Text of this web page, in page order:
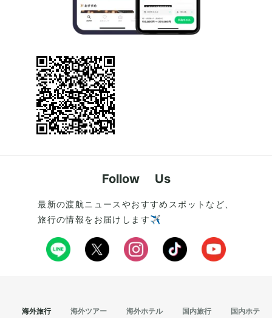
Follow Us
最新の渡航ニュースやおすすめスポットなど、
旅行の情報をお届けします✈️
海外旅行 海外ツアー 海外ホテル 国内旅行 国内ホテル